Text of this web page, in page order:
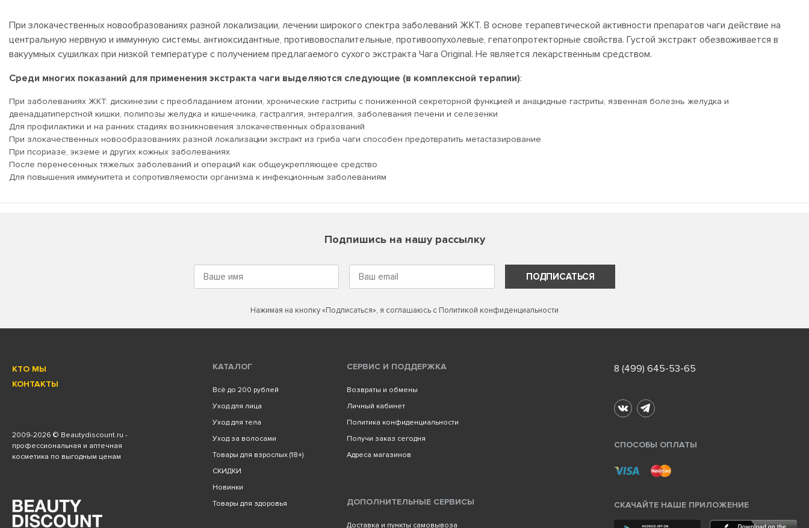
При злокачественных новообразованиях разной локализации, лечении широкого спектра заболеваний ЖКТ. В основе терапевтической активности препаратов чаги действие на
центральную нервную и иммунную системы, антиоксидантные, противовоспалительные, противоопухолевые, гепатопротекторные свойства. Густой экстракт обезвоживается в
вакуумных сушилках при низкой температуре с получением предлагаемого сухого экстракта Чага Original. Не является лекарственным средством.
Среди многих показаний для применения экстракта чаги выделяются следующие (в комплексной терапии):
При заболеваниях ЖКТ: дискинезии с преобладанием атонии, хронические гастриты с пониженной секреторной функцией и анацидные гастриты, язвенная болезнь желудка и
двенадцатиперстной кишки, полипозы желудка и кишечника, гастралгия, энтералгия, заболевания печени и селезенки
Для профилактики и на ранних стадиях возникновения злокачественных образований
При злокачественных новообразованиях разной локализации экстракт из гриба чаги способен предотвратить метастазирование
При псориазе, экземе и других кожных заболеваниях
После перенесенных тяжелых заболеваний и операций как общеукрепляющее средство
Для повышения иммунитета и сопротивляемости организма к инфекционным заболеваниям
Подпишись на нашу рассылку
ПОДПИСАТЬСЯ
Нажимая на кнопку «Подписаться», я соглашаюсь с Политикой конфиденциальности
КТО МЫ
КОНТАКТЫ
2009-2026 © Beautydiscount.ru -
профессиональная и аптечная
косметика по выгодным ценам
КАТАЛОГ
Всё до 200 рублей
Уход для лица
Уход для тела
Уход за волосами
Товары для взрослых (18+)
СКИДКИ
Новинки
Товары для здоровья
СЕРВИС И ПОДДЕРЖКА
Возвраты и обмены
Личный кабинет
Политика конфиденциальности
Получи заказ сегодня
Адреса магазинов
ДОПОЛНИТЕЛЬНЫЕ СЕРВИСЫ
Доставка и пункты самовывоза
8 (499) 645-53-65
СПОСОБЫ ОПЛАТЫ
СКАЧАЙТЕ НАШЕ ПРИЛОЖЕНИЕ